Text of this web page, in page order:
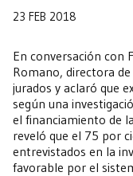
23 FEB 2018
En conversación con
Romano, directora
jurados y aclaró que
según una
el financiamiento de
reveló que el 75 por
entrevistados en la
favorable por el